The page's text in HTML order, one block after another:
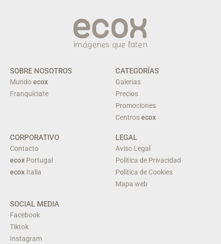
SOBRE NOSOTROS
Mundoecox
Franquíciate
CATEGORÍAS
Galerias
Precios
Promociones
Centrosecox
CORPORATIVO
Contacto
ecox Portugal
ecox Italia
LEGAL
Aviso Legal
Política de Privacidad
Política de Cookies
Mapa web
SOCIAL MEDIA
Facebook
Tiktok
Instagram